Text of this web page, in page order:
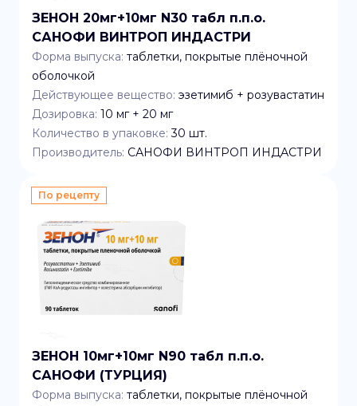
ЗЕНОН 20мг+10мг N30 табл п.п.о.
САНОФИ ВИНТРОП ИНДАСТРИ
Форма выпуска: таблетки, покрытые плёночной
оболочкой
Действующее вещество: эзетимиб + розувастатин
Дозировка: 10 мг + 20 мг
Количество в упаковке: 30 шт.
Производитель: САНОФИ ВИНТРОП ИНДАСТРИ
По рецепту
ЗЕНОН 10мг+10мг N90 табл п.п.о.
САНОФИ (ТУРЦИЯ)
Форма выпуска: таблетки, покрытые плёночной